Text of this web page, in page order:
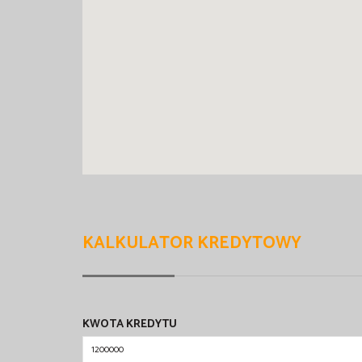
KALKULATOR KREDYTOWY
KWOTA KREDYTU